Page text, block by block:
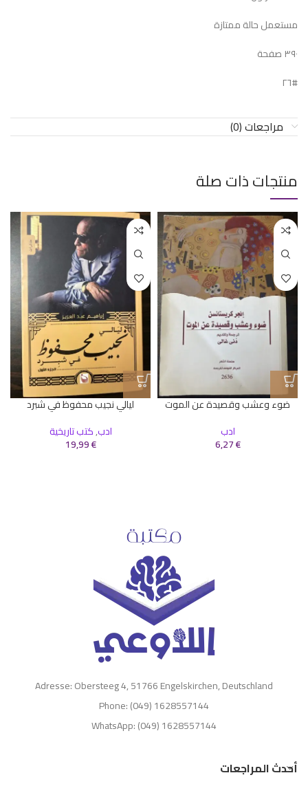
مستعمل حالة ممتازة
٣٩٠ صفحة
#٢٦
مراجعات (0)
منتجات ذات صلة
ضوء وعشب وقصيدة عن الموت
ادب
6,27€
ليالي نجيب محفوظ في شبرد
ادب,كتب تاريخية
19,99€
Adresse: Obersteeg 4, 51766 Engelskirchen, Deutschland
Phone: (049) 1628557144
WhatsApp: (049) 1628557144
أحدث المراجعات